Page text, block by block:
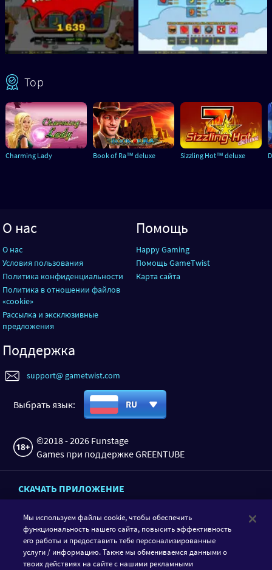
Top
Charming Lady Book of Ra™ deluxe Sizzling Hot™ deluxe
О нас
О нас
Условия пользования
Политика конфиденциальности
Политика в отношении файлов
«cookie»
Рассылка и эксклюзивные
предложения
Помощь
Happy Gaming
Помощь GameTwist
Карта сайта
Поддержка
support@ gametwist.com
Выбрать язык: RU
©2018 - 2026 Funstage
Games при поддержке GREENTUBE
СКАЧАТЬ ПРИЛОЖЕНИЕ
Мы используем файлы cookie, чтобы обеспечить
функциональность нашего сайта, повысить эффективность
его работы и предоставить тебе персонализированные
услуги / информацию. Также мы обмениваемся данными о
твоих действиях на сайте с нашими рекламными